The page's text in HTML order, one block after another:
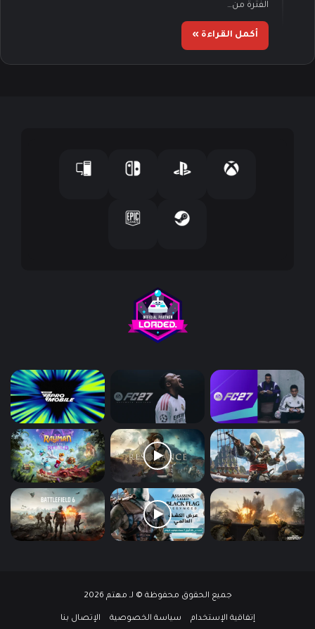
الفترة من…
أكمل القراءة »
جميع الحقوق محفوظة © لـ مهتم 2026
إتفاقية الإستخدام سياسة الخصوصية الإتصال بنا